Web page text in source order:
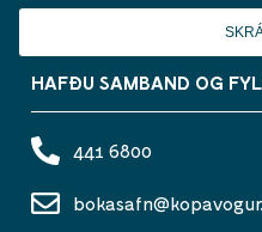
HAFÐU SAMBAND OG
441 6800